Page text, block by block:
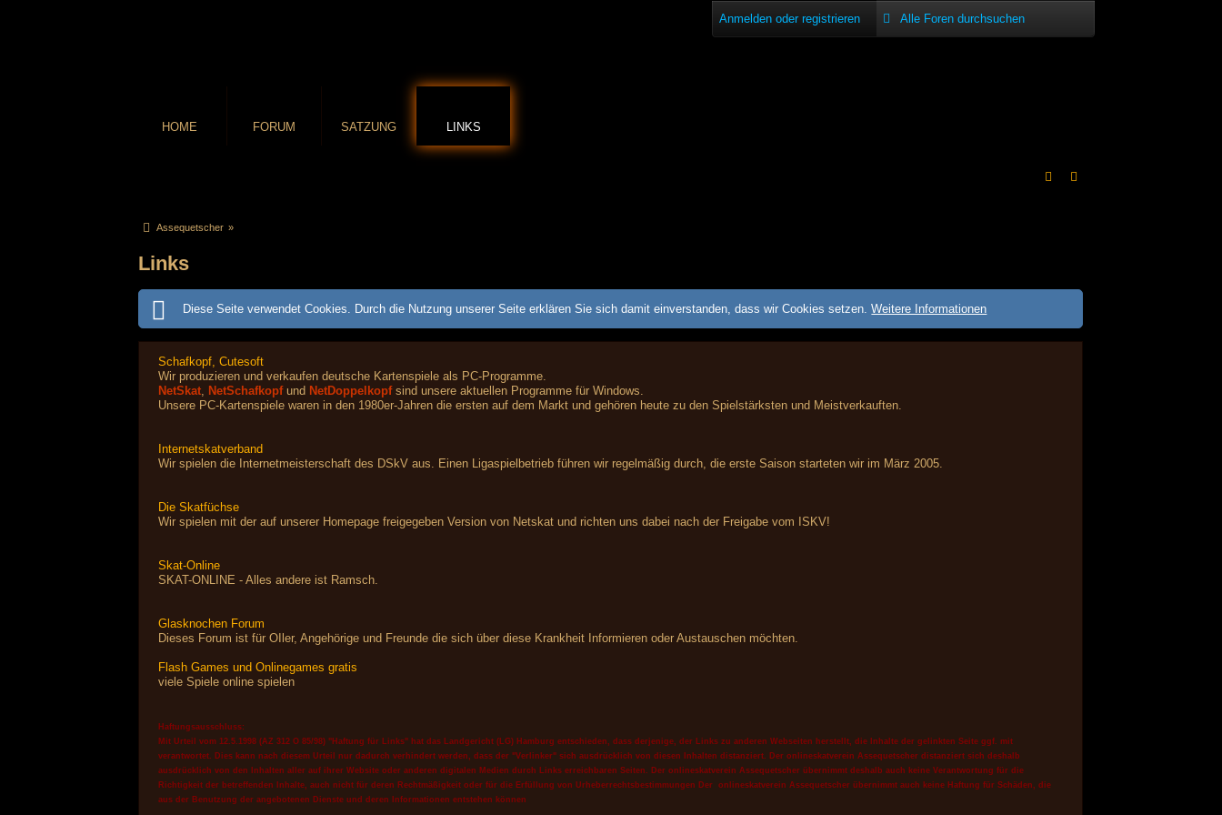
Anmelden oder registrieren
HOME FORUM SATZUNG LINKS
Assequetscher »
Links
Diese Seite verwendet Cookies. Durch die Nutzung unserer Seite erklären Sie sich damit einverstanden, dass wir Cookies setzen.Weitere Informationen
Schafkopf, Cutesoft
Wir produzieren und verkaufen deutsche Kartenspiele als PC-Programme.
NetSkat, NetSchafkopfund NetDoppelkopfsind unsere aktuellen Programme für Windows.
Unsere PC-Kartenspiele waren in den 1980er-Jahren die ersten auf dem Markt und gehören heute zu den Spielstärksten und Meistverkauften.
Internetskatverband
Wir spielen die Internetmeisterschaft des DSkV aus. Einen Ligaspielbetrieb führen wir regelmäßig durch, die erste Saison starteten wir im März 2005.
Die Skatfüchse
Wir spielen mit der auf unserer Homepage freigegeben Version von Netskat und richten uns dabei nach der Freigabe vom ISKV!
Skat-Online
SKAT-ONLINE - Alles andere ist Ramsch.
Glasknochen Forum
Dieses Forum ist für OIler, Angehörige und Freunde die sich über diese Krankheit Informieren oder Austauschen möchten.
Flash Games und Onlinegames gratis
viele Spiele online spielen
Haftungsausschluss:
Mit Urteil vom 12.5.1998 (AZ 312 O 85/98) "Haftung für Links" hat das Landgericht (LG) Hamburg entschieden, dass derjenige, der Links zu anderen Webseiten herstellt, die Inhalte der gelinkten Seite ggf. mit
verantwortet. Dies kann nach diesem Urteil nur dadurch verhindert werden, dass der "Verlinker" sich ausdrücklich von diesen Inhalten distanziert. Der onlineskatverein Assequetscher distanziert sich deshalb
ausdrücklich von den Inhalten aller auf ihrer Website oder anderen digitalen Medien durch Links erreichbaren Seiten. Deronlineskatverein Assequetscherübernimmt deshalb auch keine Verantwortung für die
Richtigkeit der betreffenden Inhalte, auch nicht für deren Rechtmäßigkeit oder für die Erfüllung von Urheberrechtsbestimmungen Deronlineskatverein Assequetscherübernimmt auch keine Haftung für Schäden, die
aus der Benutzung der angebotenen Dienste und deren Informationen entstehen können